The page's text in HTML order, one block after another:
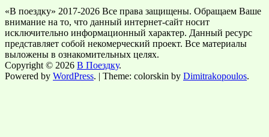
«В поездку» 2017-2026 Все права защищены. Обращаем Ваше
внимание на то, что данный интернет-сайт носит
исключительно информационный характер. Данный ресурс
представляет собой некомерческий проект. Все материалы
выложены в ознакомительных целях.
Copyright © 2026 В Поездку.
Powered by WordPress. | Theme: colorskin by Dimitrakopoulos.